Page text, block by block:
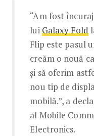
“Am fost
lui Galaxy Fold
Flip este pasul
creăm o nouă
și să oferim
nou tip de
mobilă.”, a
al Mobile
Electronics.